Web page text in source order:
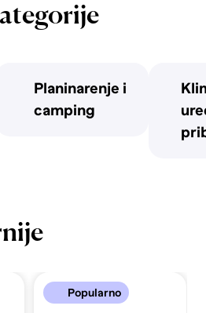
Planinarenje i
camping
Popularno